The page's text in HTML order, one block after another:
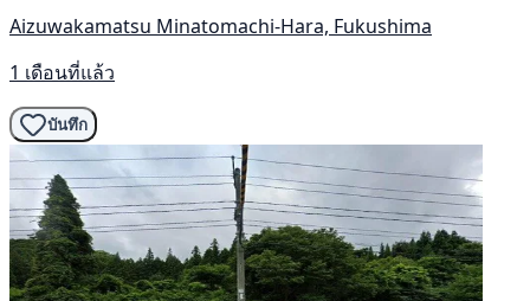
Aizuwakamatsu Minatomachi-Hara, Fukushima
1 เดือนที่แล้ว
บันทึก